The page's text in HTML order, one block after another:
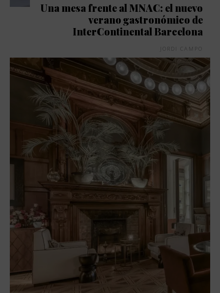
Una mesa frente al MNAC: el nuevo
verano gastronómico de
InterContinental Barcelona
JORDI CAMPO